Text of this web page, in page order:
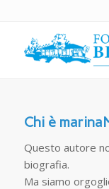
Chi è
Questo autore
biografia.
Ma siamo